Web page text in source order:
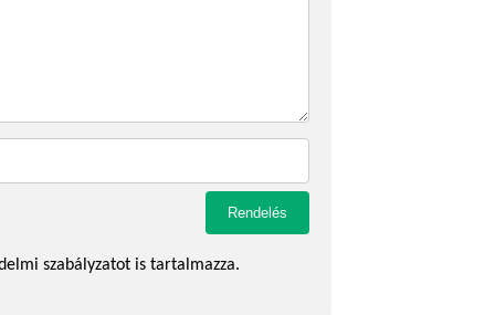
szabályzatot is tartalmazza.